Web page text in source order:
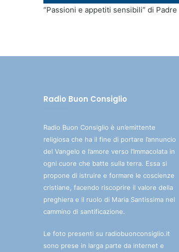
“Passioni e appetiti sensibili” di
Radio Buon Consiglio
Radio Buon Consiglio è un’emittente
religiosa che ha il fine di portare l’annuncio
del Vangelo e l’amore verso l’Immacolata in
ogni cuore che batte sulla terra. Essa si
propone di istruire e formare le coscienze
cristiane, facendo riscoprire il valore della
preghiera e il ruolo di Maria Santissima nel
cammino di santificazione.
Le foto presenti su radiobuonconsiglio.it
sono prese in larga parte da internet e